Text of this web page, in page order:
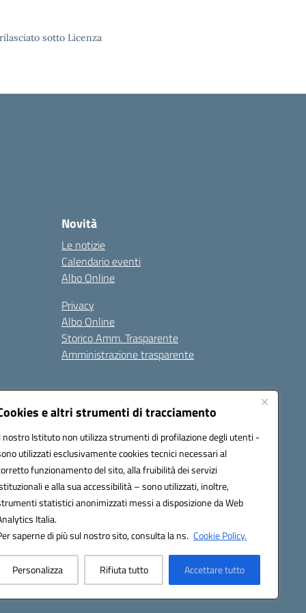
e altri strumenti di tracciamento
nostro Istituto non utilizza strumenti di profilazione degli utenti -
utilizzati esclusivamente cookies tecnici necessari al
funzionamento del sito, alla fruibilità dei servizi
e alla sua accessibilità – sono utilizzati, inoltre,
statistici anonimizzati messi a disposizione da Web
Italia.
saperne di più sul nostro sito, consulta la ns. Cookie Policy.
Personalizza Rifiuta tutto Accettare tutto
sotto Licenza
Novità
Le notizie
Calendario eventi
Albo Online
Privacy
Albo Online
Storico Amm. Trasparente
Amministrazione trasparente